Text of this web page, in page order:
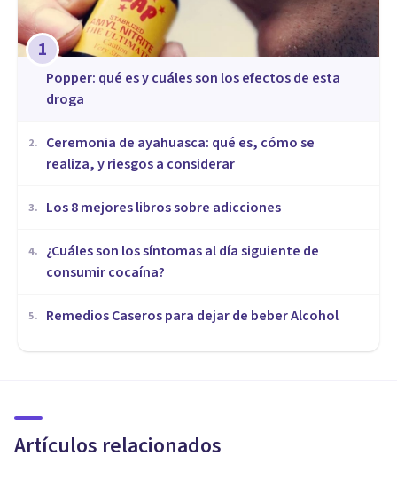
1
Popper: qué es y cuáles son los efectos de esta
droga
2.
Ceremonia de ayahuasca: qué es, cómo se
realiza, y riesgos a considerar
3. Los 8 mejores libros sobre adicciones
4.
¿Cuáles son los síntomas al día siguiente de
consumir cocaína?
5. Remedios Caseros para dejar de beber Alcohol
Artículos relacionados
contra las drogas?